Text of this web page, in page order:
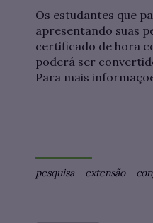
Os estudantes que
apresentando suas
certificado de hora
poderá ser
Para mais
pesquisa - extensão-